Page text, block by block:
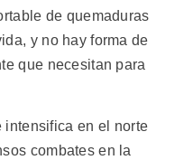
de quemaduras
y no hay forma de
que necesitan para
intensifica en el norte
combates en la